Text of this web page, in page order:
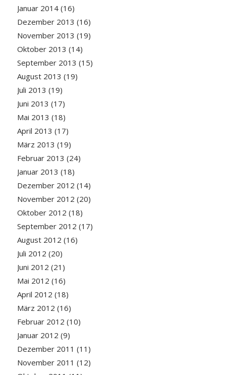
Januar 2014(16)
Dezember 2013 (16)
November 2013 (19)
Oktober 2013 (14)
September 2013 (15)
August 2013 (19)
Juli 2013 (19)
Juni 2013 (17)
Mai 2013 (18)
April 2013 (17)
März 2013 (19)
Februar 2013 (24)
Januar 2013 (18)
Dezember 2012 (14)
November 2012 (20)
Oktober 2012 (18)
September 2012 (17)
August 2012 (16)
Juli 2012 (20)
Juni 2012 (21)
Mai 2012 (16)
April 2012 (18)
März 2012 (16)
Februar 2012 (10)
Januar 2012 (9)
Dezember 2011 (11)
November 2011 (12)